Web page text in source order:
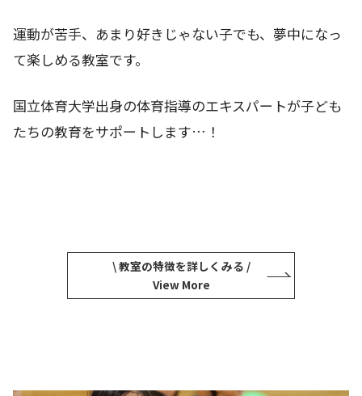
運動が苦手、あまり好きじゃない子でも、夢中になっ
て楽しめる教室です。
国立体育大学出身の体育指導のエキスパートが子ども
たちの教育をサポートします…！
\ 教室の特徴を詳しくみる /
View More